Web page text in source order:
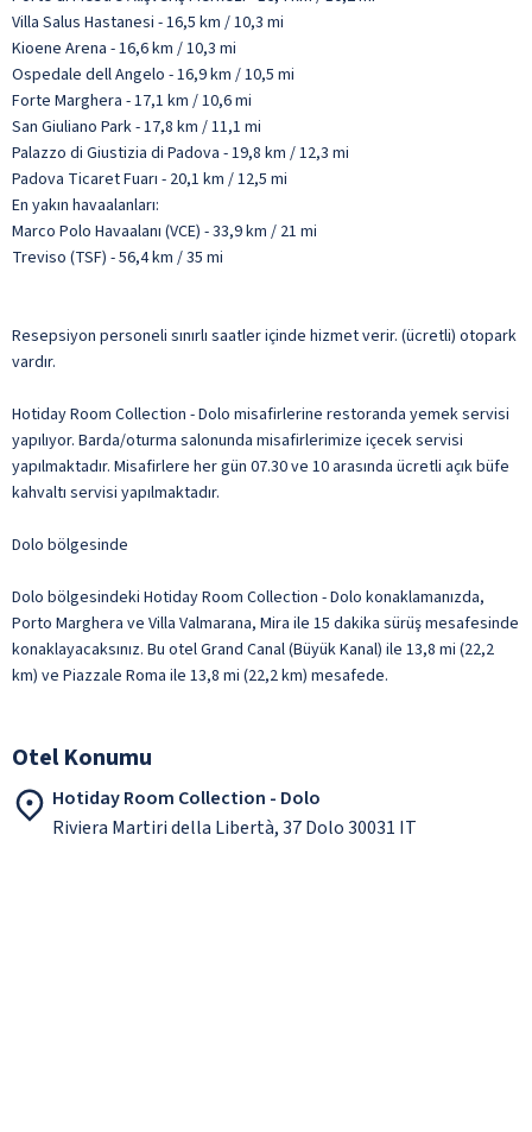
Villa Salus Hastanesi - 16,5 km / 10,3 mi
Kioene Arena - 16,6 km / 10,3 mi
Ospedale dell Angelo - 16,9 km / 10,5 mi
Forte Marghera - 17,1 km / 10,6 mi
San Giuliano Park - 17,8 km / 11,1 mi
Palazzo di Giustizia di Padova - 19,8 km / 12,3 mi
Padova Ticaret Fuarı - 20,1 km / 12,5 mi
En yakın havaalanları:
Marco Polo Havaalanı (VCE) - 33,9 km / 21 mi
Treviso (TSF) - 56,4 km / 35 mi
Resepsiyon personeli sınırlı saatler içinde hizmet verir. (ücretli) otopark
vardır.
Hotiday Room Collection - Dolo misafirlerine restoranda yemek servisi
yapılıyor. Barda/oturma salonunda misafirlerimize içecek servisi
yapılmaktadır. Misafirlere her gün 07.30 ve 10 arasında ücretli açık büfe
kahvaltı servisi yapılmaktadır.
Dolo bölgesinde
Dolo bölgesindeki Hotiday Room Collection - Dolo konaklamanızda,
Porto Marghera ve Villa Valmarana, Mira ile 15 dakika sürüş mesafesinde
konaklayacaksınız. Bu otel Grand Canal (Büyük Kanal) ile 13,8 mi (22,2
km) ve Piazzale Roma ile 13,8 mi (22,2 km) mesafede.
Otel Konumu
Hotiday Room Collection - Dolo
Riviera Martiri della Libertà, 37 Dolo 30031 IT